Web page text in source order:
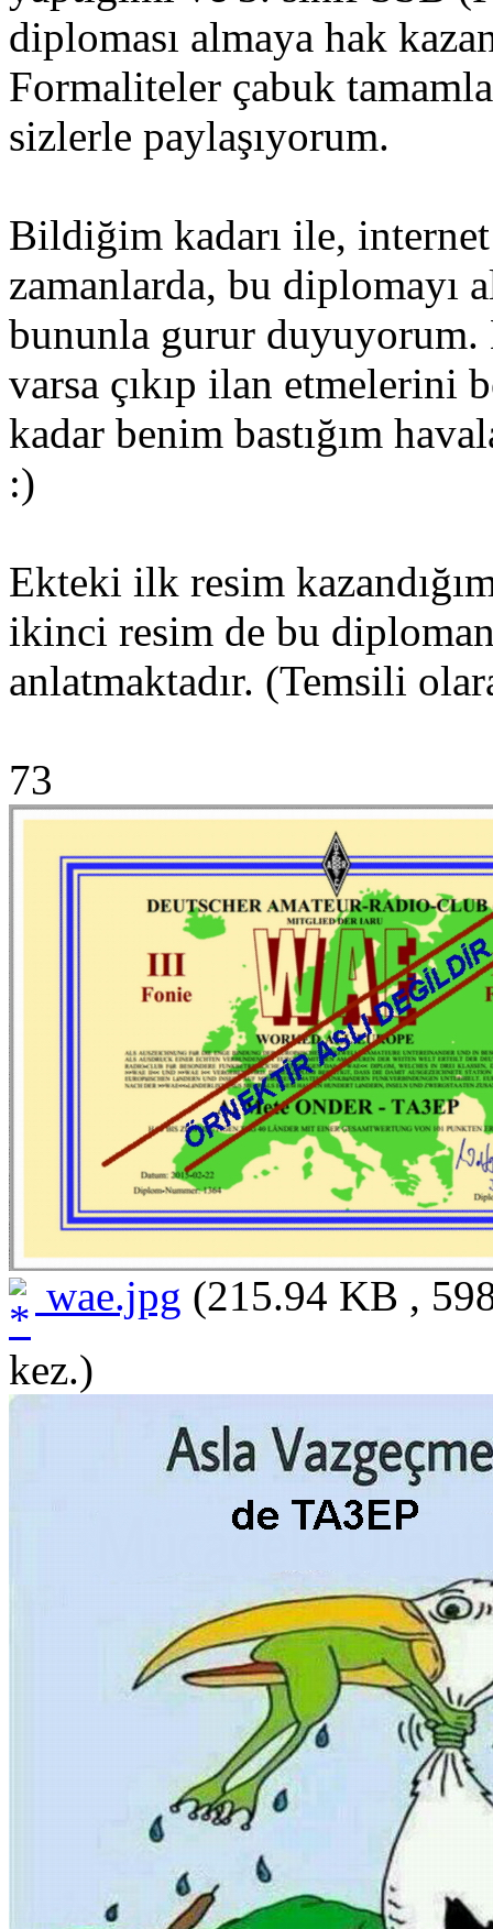
diploması almaya hak
Formaliteler çabuk
sizlerle paylaşıyorum.
Bildiğim kadarı ile, internet
zamanlarda, bu diplomayı
bununla gurur duyuyorum.
varsa çıkıp ilan etmelerini
kadar benim bastığım
:)
Ekteki ilk resim
ikinci resim de bu
anlatmaktadır. (Temsili
73
wae.jpg (215.94 KB ,
kez.)